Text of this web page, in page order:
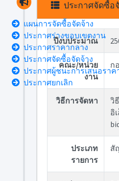
ประกาศจัดซื้อ
ปีงบประมาณ
คณะ/หน่วย
งาน
ก
วิธีการจัดหา
วิ
อิ
ประเภท
รายการ
สั
แผนการจัดซื้อจัดจ้าง
ประกาศร่างขอบเขตงาน
ประกาศราคากลาง
ประกาศจัดซื้อจัดจ้าง
ประกาศผู้ชนะการเสนอราค
ประกาศยกเลิก